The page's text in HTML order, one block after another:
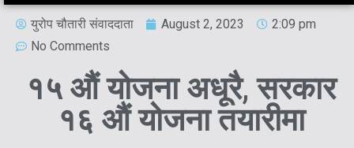
युरोप चौतारी संवाददाता August 2, 2023
2:09 pm
No Comments
१५ औं योजना अधूरै, सरकार
१६ औं योजना तयारीमा